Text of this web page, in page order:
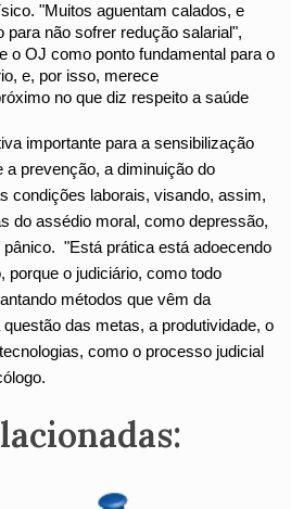
"Muitos aguentam calados, e
para não sofrer redução salarial",
o OJ como ponto fundamental para o
e, por isso, merece
no que diz respeito a saúde
importante para a sensibilização
a prevenção, a diminuição do
condições laborais, visando, assim,
do assédio moral, como depressão,
"Está prática está adoecendo
porque o judiciário, como todo
métodos que vêm da
das metas, a produtividade, o
como o processo judicial